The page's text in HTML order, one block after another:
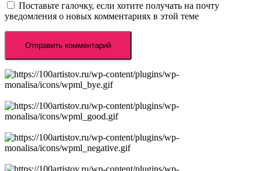
Поставьте галочку, если хотите получать на почту
уведомления о новых комментариях в этой теме